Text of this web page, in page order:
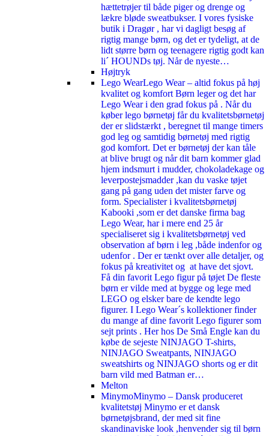
hættetrøjer til både piger og drenge og
lækre bløde sweatbukser. I vores fysiske
butik i Dragør , har vi dagligt besøg af
rigtig mange børn, og det er tydeligt, at de
lidt større børn og teenagere rigtig godt kan
li´ HOUNDs tøj. Når de nyeste…
Højtryk
Lego WearLego Wear – altid fokus på høj
kvalitet og komfort Børn leger og det har
Lego Wear i den grad fokus på . Når du
køber lego børnetøj får du kvalitetsbørnetøj
der er slidstærkt , beregnet til mange timers
god leg og samtidig børnetøj med rigtig
god komfort. Det er børnetøj der kan tåle
at blive brugt og når dit barn kommer glad
hjem indsmurt i mudder, chokoladekage og
leverpostejsmadder ,kan du vaske tøjet
gang på gang uden det mister farve og
form. Specialister i kvalitetsbørnetøj
Kabooki ,som er det danske firma bag
Lego Wear, har i mere end 25 år
specialiseret sig i kvalitetsbørnetøj ved
observation af børn i leg ,både indenfor og
udenfor . Der er tænkt over alle detaljer, og
fokus på kreativitet og at have det sjovt.
Få din favorit Lego figur på tøjet De fleste
børn er vilde med at bygge og lege med
LEGO og elsker bare de kendte lego
figurer. I Lego Wear´s kollektioner finder
du mange af dine favorit Lego figurer som
sejt prints . Her hos De Små Engle kan du
købe de sejeste NINJAGO T-shirts,
NINJAGO Sweatpants, NINJAGO
sweatshirts og NINJAGO shorts og er dit
barn vild med Batman er…
Melton
MinymoMinymo – Dansk produceret
kvalitetstøj Minymo er et dansk
børnetøjsbrand, der med sit fine
skandinaviske look ,henvender sig til børn